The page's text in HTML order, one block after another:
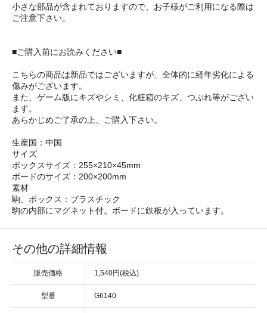
小さな部品が含まれておりますので、お子様がご利用になる際は
ご注意下さい。
■ご購入前にお読みください■
こちらの商品は新品ではございますが、全体的に経年劣化による
傷みがございます。
また、ゲーム版にキズやシミ、化粧箱のキズ、つぶれ等がござい
ます。
あらかじめご了承の上、ご購入下さい。
生産国：中国
サイズ
ボックスサイズ：255×210×45mm
ボードのサイズ：200×200mm
素材
駒、ボックス：プラスチック
駒の内部にマグネット付。ボードに鉄板が入っています。
その他の詳細情報
販売価格 1,540円(税込)
型番 G6140